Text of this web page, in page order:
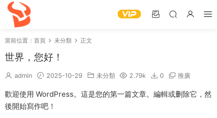
當前位置： 首頁 未分類 正文
世界，您好！
admin 2025-10-29 未分類 2.79k 0 推廣
歡迎使用 WordPress。這是您的第一篇文章。編輯或删除它，然
後開始寫作吧！